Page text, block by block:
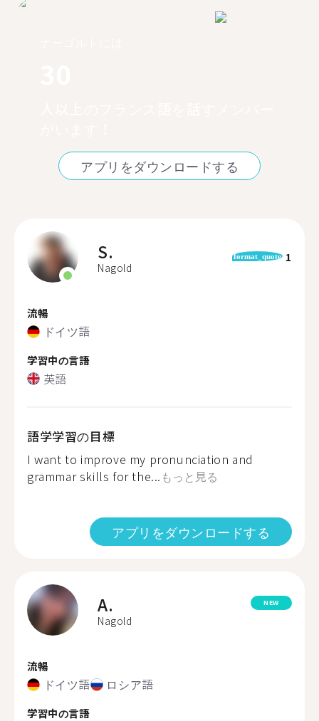
アプリをダウンロードする
S.
Nagold
format_quote 1
流暢
ドイツ語
学習中の言語
英語
語学学習の目標
I want to improve my pronunciation and
grammar skills for the... もっと見る
アプリをダウンロードする
A.
Nagold
NEW
流暢
ドイツ語 ロシア語
学習中の言語